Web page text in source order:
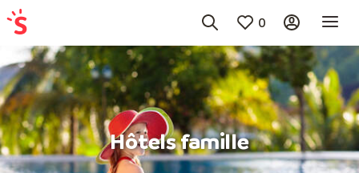
0
Hôtels famille